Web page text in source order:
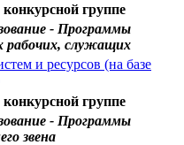
группе
- Программы
рабочих, служащих
и ресурсов (на базе
группе
- Программы
звена